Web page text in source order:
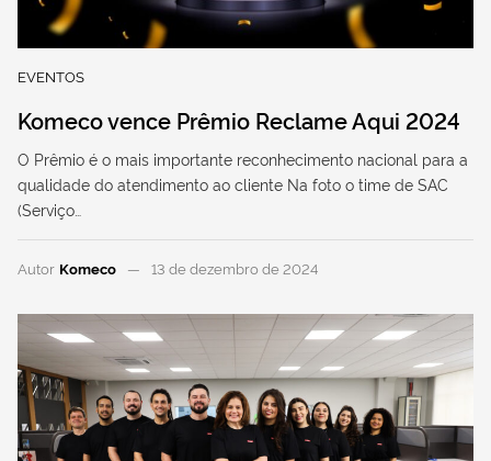
EVENTOS
Komeco vence Prêmio Reclame Aqui 2024
O Prêmio é o mais importante reconhecimento nacional para a
qualidade do atendimento ao cliente Na foto o time de SAC
(Serviço…
Autor Komeco 13 de dezembro de 2024